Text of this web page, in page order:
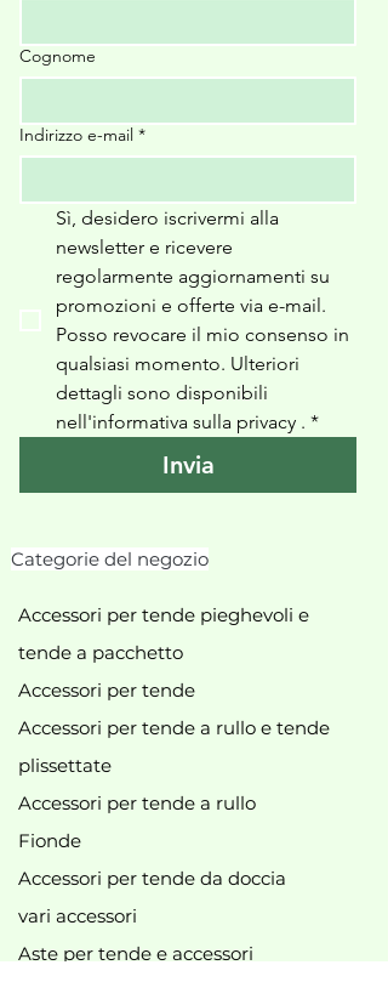
Cognome
Indirizzo e-mail *
Sì, desidero iscrivermi alla
newsletter e ricevere
regolarmente aggiornamenti su
promozioni e offerte via e-mail.
Posso revocare il mio consenso in
qualsiasi momento. Ulteriori
dettagli sono disponibili
nell'informativa sulla privacy . *
Invia
Categorie del negozio
Accessori per tende pieghevoli e
tende a pacchetto
Accessori per tende
Accessori per tende a rullo e tende
plissettate
Accessori per tende a rullo
Fionde
Accessori per tende da doccia
vari accessori
Aste per tende e accessori